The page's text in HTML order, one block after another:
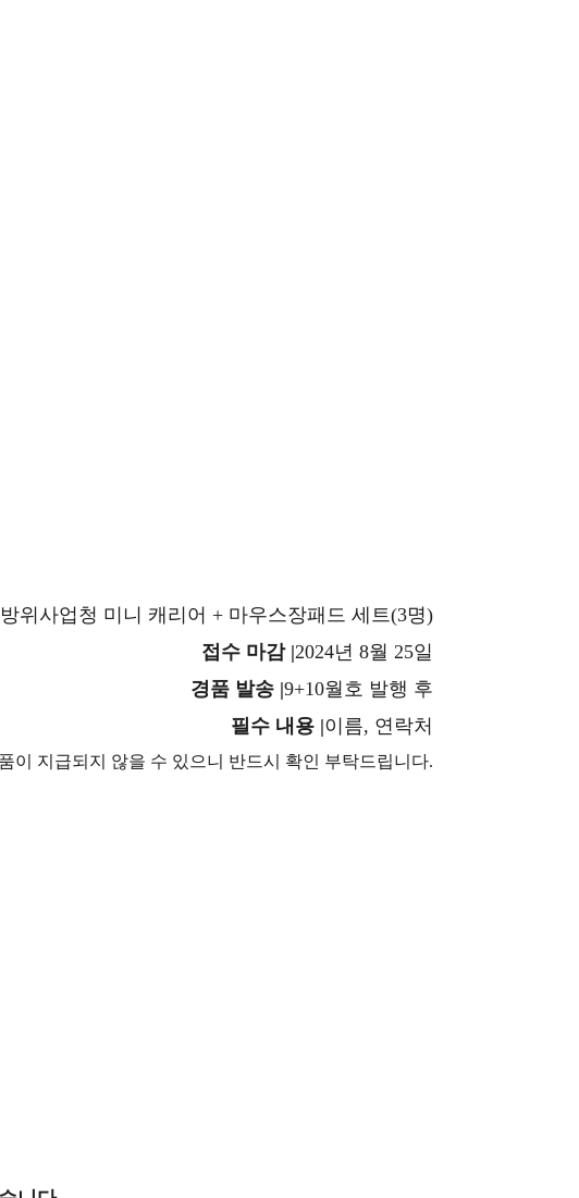
방위사업청 미니 캐리어 + 마우스장패드 세트(3명)
접수 마감 |2024년 8월 25일
경품 발송 |9+10월호 발행 후
필수 내용 |이름, 연락처
이 지급되지 않을 수 있으니 반드시 확인 부탁드립니다.